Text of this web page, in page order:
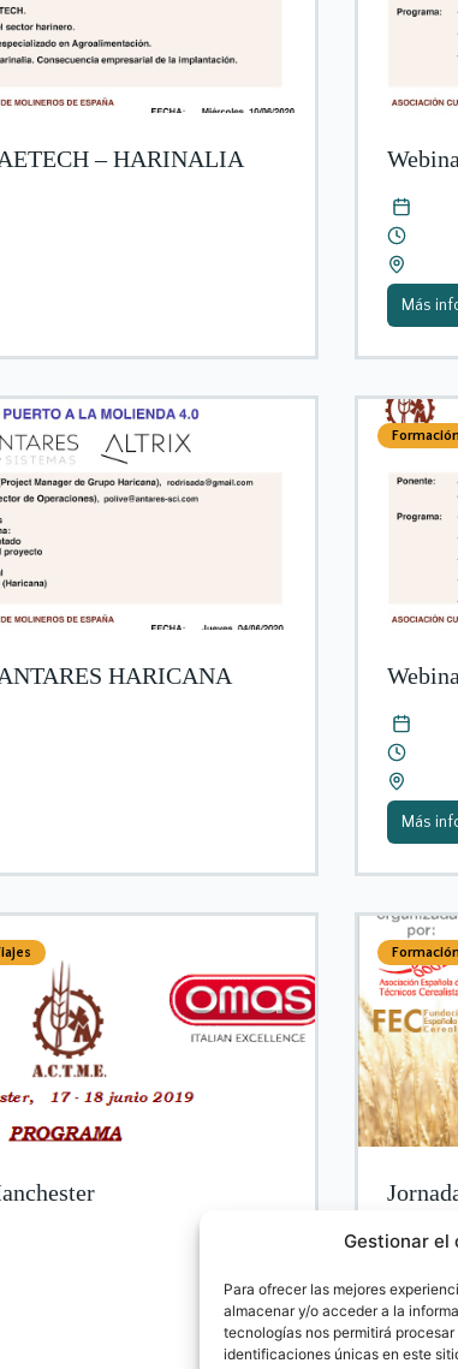
Gestionar el
Para ofrecer las mejores
almacenar y/o acceder a la
tecnologías nos permitirá
identificaciones únicas en este
– HARINALIA
Más
HARICANA
Más
Más